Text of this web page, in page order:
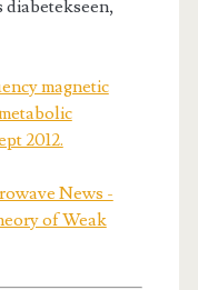
diabetekseen,
magnetic
2012.
News -
of Weak